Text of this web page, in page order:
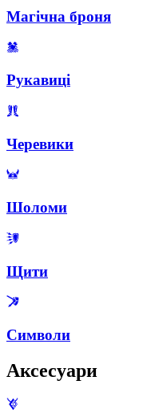
Магічна броня
Рукавиці
Черевики
Шоломи
Щити
Символи
Аксесуари